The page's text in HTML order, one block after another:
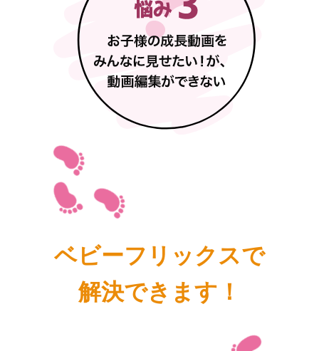
ベビーフリックスで
解決できます！